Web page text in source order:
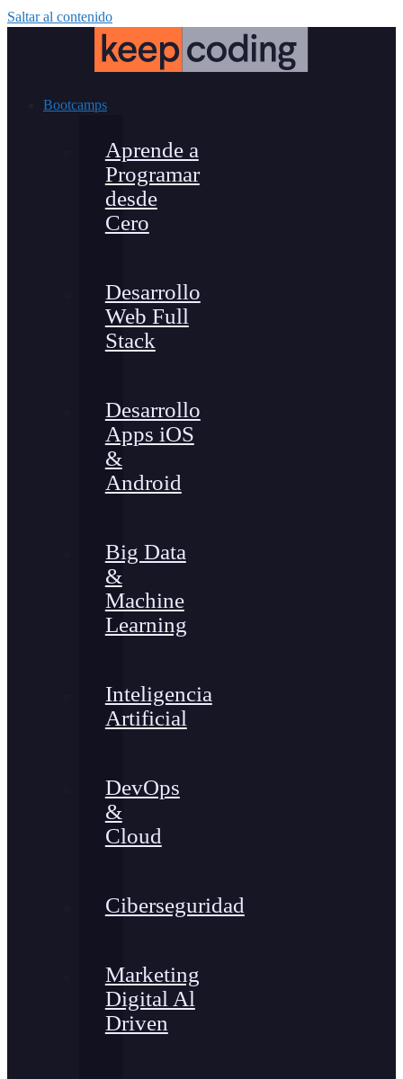
Saltar al contenido
Bootcamps
Aprende a
Programar
desde
Cero
Desarrollo
Web Full
Stack
Desarrollo
Apps iOS
&
Android
Big Data
&
Machine
Learning
Inteligencia
Artificial
DevOps
&
Cloud
Ciberseguridad
Marketing
Digital Al
Driven